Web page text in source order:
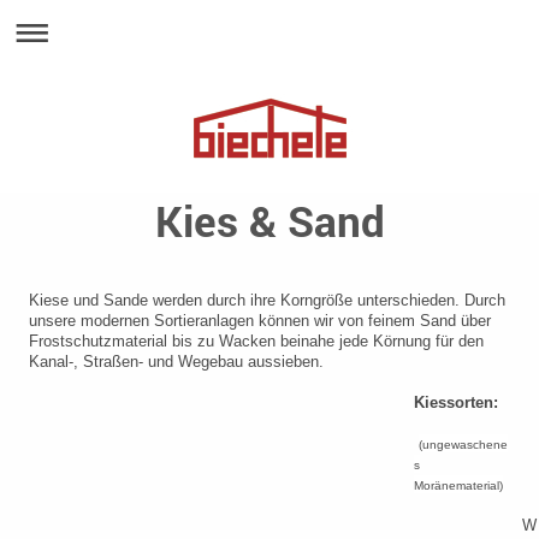
Kies & Sand
Kiese und Sande werden durch ihre Korngröße unterschieden. Durch
unsere modernen Sortieranlagen können wir von feinem Sand über
Frostschutzmaterial bis zu Wacken beinahe jede Körnung für den
Kanal-, Straßen- und Wegebau aussieben.
Kiessorten:
(ungewaschene
s
Moränematerial)
W